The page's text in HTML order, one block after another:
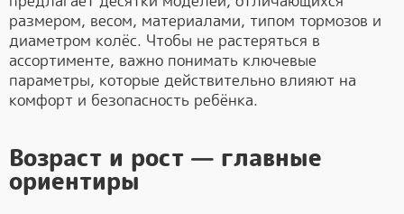
размером, весом, материалами, типом тормозов и
диаметром колёс. Чтобы не растеряться в
ассортименте, важно понимать ключевые
параметры, которые действительно влияют на
комфорт и безопасность ребёнка.
Возраст и рост — главные
ориентиры